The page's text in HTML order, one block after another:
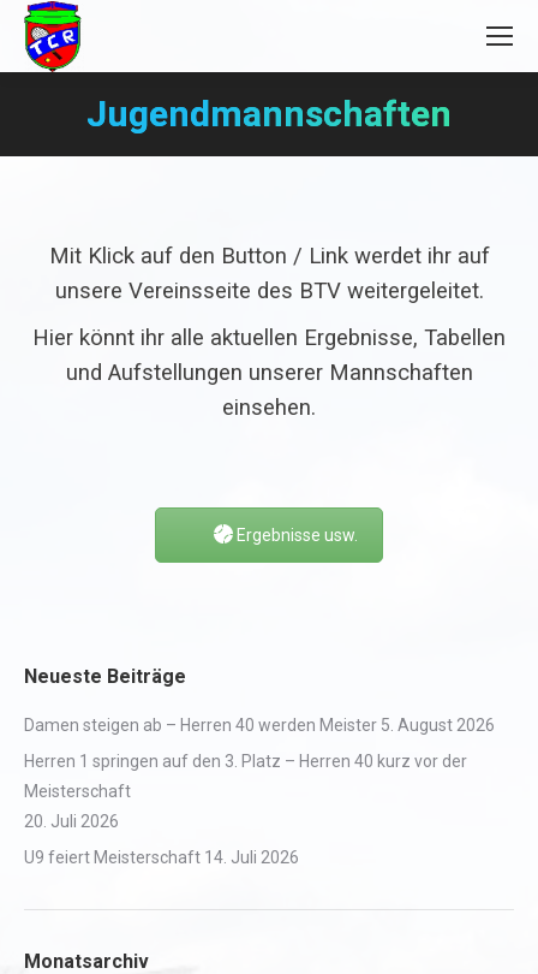
Jugendmannschaften
Sie befinden sich hier:
Mit Klick auf den Button / Link werdet ihr auf
unsere Vereinsseite des BTV weitergeleitet.
Hier könnt ihr alle aktuellen Ergebnisse, Tabellen
und Aufstellungen unserer Mannschaften
einsehen.
Ergebnisse usw.
Neueste Beiträge
Damen steigen ab – Herren 40 werden Meister 5. August 2026
Herren 1 springen auf den 3. Platz – Herren 40 kurz vor der
Meisterschaft
20. Juli 2026
U9 feiert Meisterschaft 14. Juli 2026
Monatsarchiv